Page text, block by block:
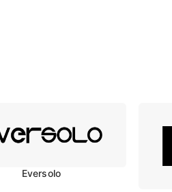
Eversolo